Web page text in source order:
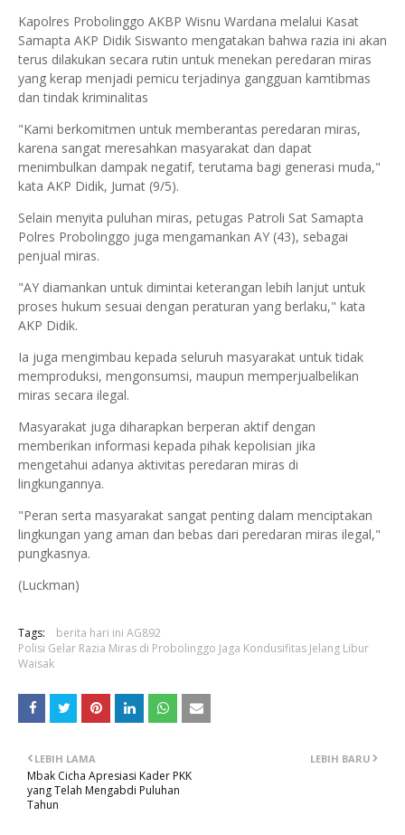
Kapolres Probolinggo AKBP Wisnu Wardana melalui Kasat
Samapta AKP Didik Siswanto mengatakan bahwa razia ini akan
terus dilakukan secara rutin untuk menekan peredaran miras
yang kerap menjadi pemicu terjadinya gangguan kamtibmas
dan tindak kriminalitas
"Kami berkomitmen untuk memberantas peredaran miras,
karena sangat meresahkan masyarakat dan dapat
menimbulkan dampak negatif, terutama bagi generasi muda,"
kata AKP Didik, Jumat (9/5).
Selain menyita puluhan miras, petugas Patroli Sat Samapta
Polres Probolinggo juga mengamankan AY (43), sebagai
penjual miras.
"AY diamankan untuk dimintai keterangan lebih lanjut untuk
proses hukum sesuai dengan peraturan yang berlaku," kata
AKP Didik.
Ia juga mengimbau kepada seluruh masyarakat untuk tidak
memproduksi, mengonsumsi, maupun memperjualbelikan
miras secara ilegal.
Masyarakat juga diharapkan berperan aktif dengan
memberikan informasi kepada pihak kepolisian jika
mengetahui adanya aktivitas peredaran miras di
lingkungannya.
"Peran serta masyarakat sangat penting dalam menciptakan
lingkungan yang aman dan bebas dari peredaran miras ilegal,"
pungkasnya.
(Luckman)
Tags:
berita hari ini AG892
Polisi Gelar Razia Miras di Probolinggo Jaga Kondusifitas Jelang Libur
Waisak
LEBIH BARU
LEBIH LAMA
Mbak Cicha Apresiasi Kader PKK
yang Telah Mengabdi Puluhan
Tahun